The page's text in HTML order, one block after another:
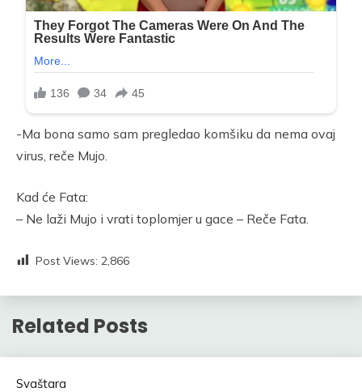
-Ma bona samo sam pregledao komšiku da nema ovaj
virus, reče Mujo.
Kad će Fata:
– Ne laži Mujo i vrati toplomjer u gace – Reče Fata.
Post Views: 2,866
Related Posts
Svaštara